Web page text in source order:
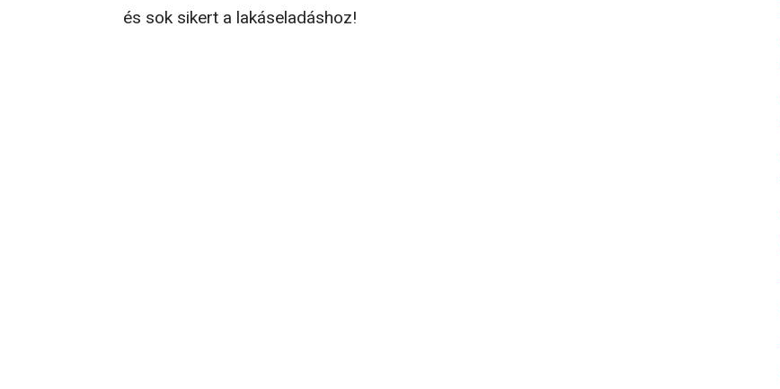
és sok sikert a lakáseladáshoz!